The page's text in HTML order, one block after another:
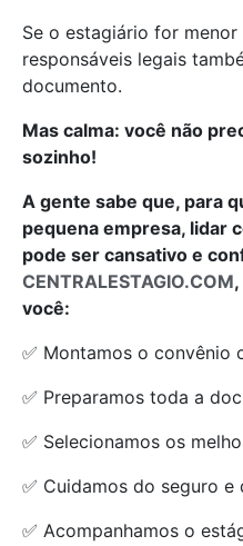
Se o estagiário for
responsáveis legais
documento.
Mas calma: você não
sozinho!
A gente sabe que, para
pequena empresa, lidar
pode ser cansativo e
CENTRALESTAGIO.COM
você:
✅ Montamos o convênio
✅ Preparamos toda a
✅ Selecionamos os
✅ Cuidamos do seguro
✅ Acompanhamos o